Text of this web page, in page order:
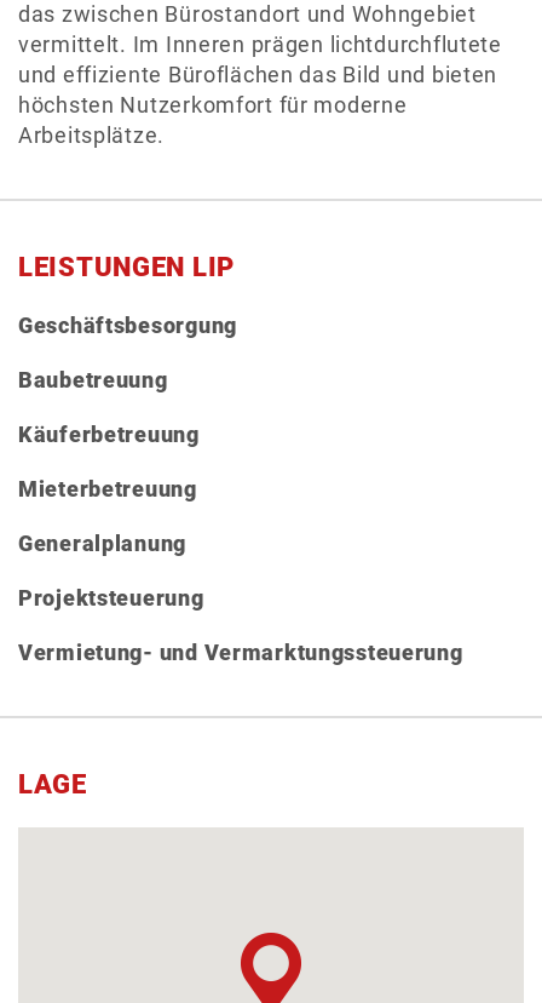
das zwischen Bürostandort und Wohngebiet
vermittelt. Im Inneren prägen lichtdurchflutete
und effiziente Büroflächen das Bild und bieten
höchsten Nutzerkomfort für moderne
Arbeitsplätze.
LEISTUNGEN LIP
Geschäftsbesorgung
Baubetreuung
Käuferbetreuung
Mieterbetreuung
Generalplanung
Projektsteuerung
Vermietung- und Vermarktungssteuerung
LAGE